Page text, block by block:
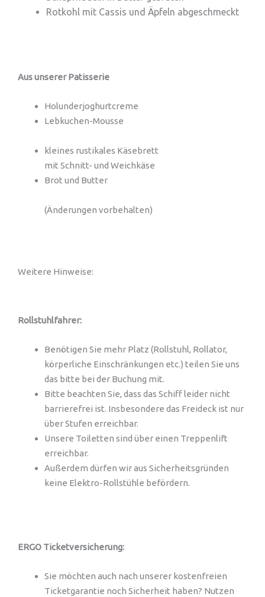
Rotkohl mit Cassis und Äpfeln abgeschmeckt
Aus unserer Patisserie
Holunderjoghurtcreme
Lebkuchen-Mousse
kleines rustikales Käsebrett
mit Schnitt- und Weichkäse
Brot und Butter
(Änderungen vorbehalten)
Weitere Hinweise:
Rollstuhlfahrer:
Benötigen Sie mehr Platz (Rollstuhl, Rollator,
körperliche Einschränkungen etc.) teilen Sie uns
das bitte bei der Buchung mit.
Bitte beachten Sie, dass das Schiff leider nicht
barrierefrei ist. Insbesondere das Freideck ist nur
über Stufen erreichbar.
Unsere Toiletten sind über einen Treppenlift
erreichbar.
Außerdem dürfen wir aus Sicherheitsgründen
keine Elektro-Rollstühle befördern.
ERGO Ticketversicherung:
Sie möchten auch nach unserer kostenfreien
Ticketgarantie noch Sicherheit haben? Nutzen